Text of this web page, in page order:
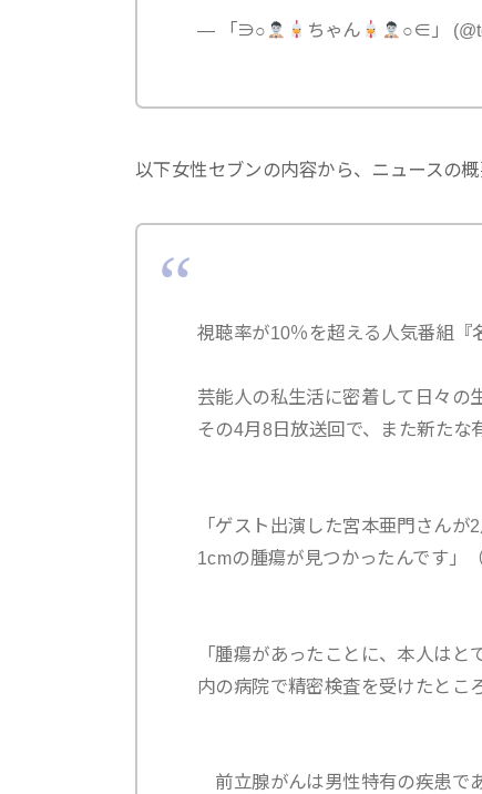
— 「∋○ ちゃん ○∈」
以下女性セブンの内容から、ニュースの
視聴率が10％を超える人気番組『
芸能人の私生活に密着して日々の
その4月8日放送回で、また新たな
「ゲスト出演した宮本亜門さん
1cmの腫瘍が見つかったんです」
「腫瘍があったことに、本人は
内の病院で精密検査を受けたとこ
前立腺がんは男性特有の疾患で